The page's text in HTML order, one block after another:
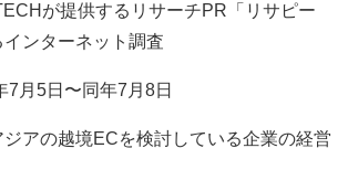
が提供するリサーチPR「リサピー
ンターネット調査
7月5日〜同年7月8日
アの越境ECを検討している企業の経営